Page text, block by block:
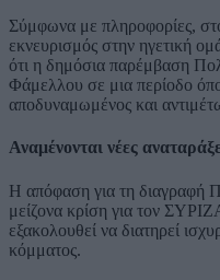
Σύμφωνα με πληροφορίες,
εκνευρισμός στην ηγετική
ότι η δημόσια παρέμβαση
Φάμελλου σε μια περίοδο
αποδυναμωμένος και
Αναμένονται νέες
Η απόφαση για τη διαγραφή
μείζονα κρίση για τον
εξακολουθεί να διατηρεί
κόμματος.